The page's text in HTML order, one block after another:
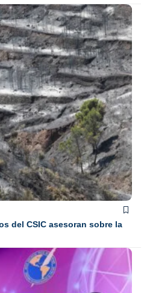
del CSIC asesoran sobre la